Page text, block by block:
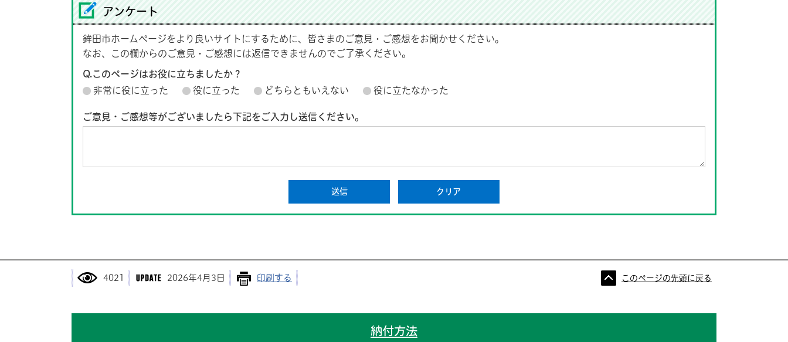
アンケート
鉾田市ホームページをより良いサイトにするために、皆さまのご意見・ご感想をお聞かせください。
なお、この欄からのご意見・ご感想には返信できませんのでご了承ください。
Q.このページはお役に立ちましたか？
非常に役に立った
役に立った どちらともいえない 役に立たなかった
ご意見・ご感想等がございましたら下記をご入力し送信ください。
4021 2026年4月3日 印刷する このページの先頭に戻る
納付方法